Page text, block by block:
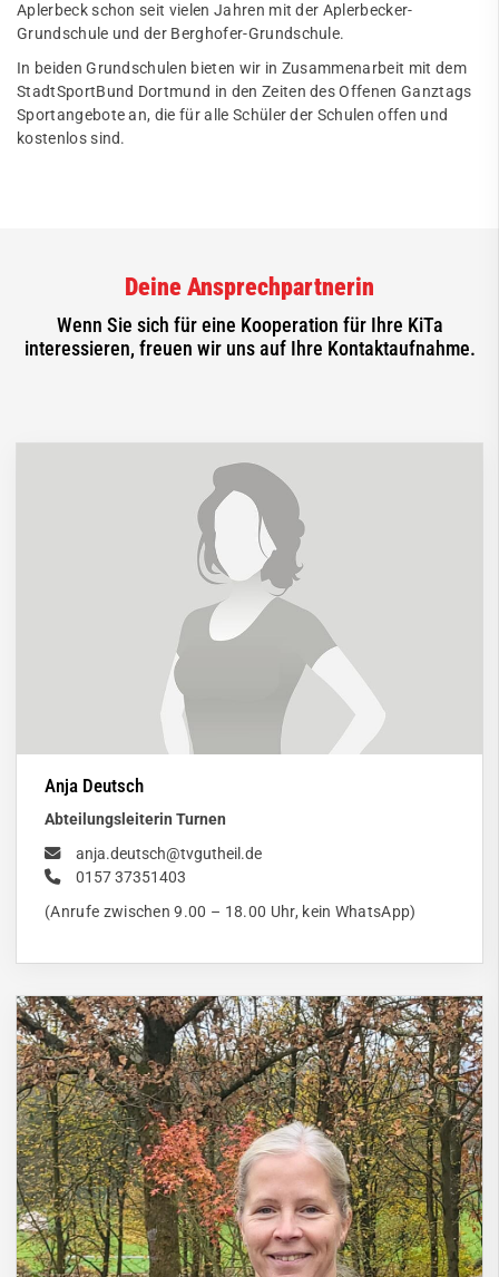
Aplerbeck schon seit vielen Jahren mit der Aplerbecker-
Grundschule und der Berghofer-Grundschule.
In beiden Grundschulen bieten wir in Zusammenarbeit mit dem
StadtSportBund Dortmund in den Zeiten des Offenen Ganztags
Sportangebote an, die für alle Schüler der Schulen offen und
kostenlos sind.
Deine Ansprechpartnerin
Wenn Sie sich für eine Kooperation für Ihre KiTa
interessieren, freuen wir uns auf Ihre Kontaktaufnahme.
Anja Deutsch
Abteilungsleiterin Turnen
anja.deutsch@tvgutheil.de
0157 37351403
(Anrufe zwischen 9.00 – 18.00 Uhr, kein WhatsApp)